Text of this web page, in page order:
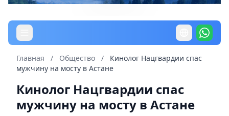
Главная / Общество /
Кинолог Нацгвардии спас
мужчину на мосту в Астане
Кинолог Нацгвардии спас
мужчину на мосту в Астане